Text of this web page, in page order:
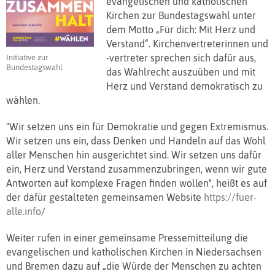
Initiative zur
Bundestagswahl
Kirchen zur Bundestagswahl unter
dem Motto „Für dich: Mit Herz und
Verstand“. Kirchenvertreterinnen und
-vertreter sprechen sich dafür aus,
das Wahlrecht auszuüben und mit
Herz und Verstand demokratisch zu
wählen.
"Wir setzen uns ein für Demokratie und gegen Extremismus.
Wir setzen uns ein, dass Denken und Handeln auf das Wohl
aller Menschen hin ausgerichtet sind. Wir setzen uns dafür
ein, Herz und Verstand zusammenzubringen, wenn wir gute
Antworten auf komplexe Fragen finden wollen", heißt es auf
der dafür gestalteten gemeinsamen Website https://fuer-
alle.info/
Weiter rufen in einer gemeinsame Pressemitteilung die
evangelischen und katholischen Kirchen in Niedersachsen
und Bremen dazu auf „die Würde der Menschen zu achten